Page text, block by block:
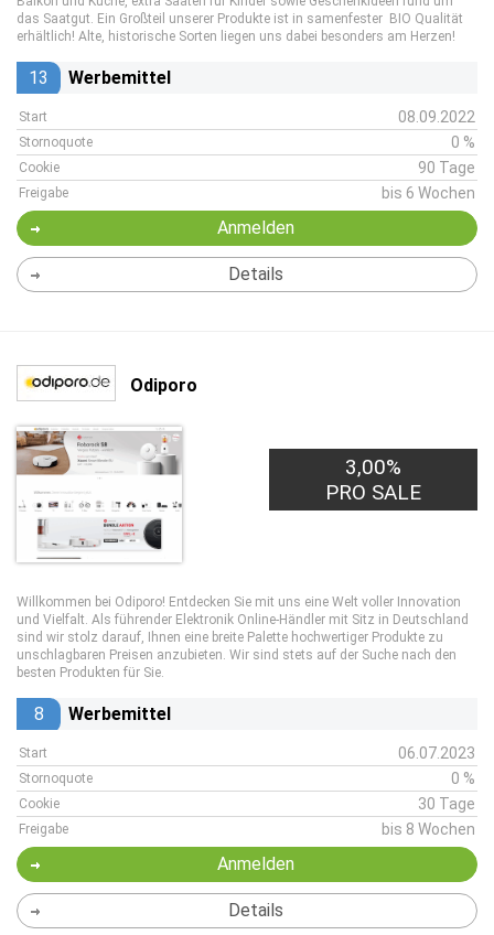
das Saatgut. Ein Großteil unserer Produkte ist in samenfester BIO Qualität
erhältlich! Alte, historische Sorten liegen uns dabei besonders am Herzen!
13 Werbemittel
Start 08.09.2022
Stornoquote 0 %
Cookie 90 Tage
Freigabe bis 6 Wochen
Anmelden
Details
Odiporo
3,00%
PRO SALE
Willkommen bei Odiporo! Entdecken Sie mit uns eine Welt voller Innovation
und Vielfalt. Als führender Elektronik Online-Händler mit Sitz in Deutschland
sind wir stolz darauf, Ihnen eine breite Palette hochwertiger Produkte zu
unschlagbaren Preisen anzubieten. Wir sind stets auf der Suche nach den
besten Produkten für Sie.
8 Werbemittel
Start 06.07.2023
Stornoquote 0 %
Cookie 30 Tage
Freigabe bis 8 Wochen
Anmelden
Details